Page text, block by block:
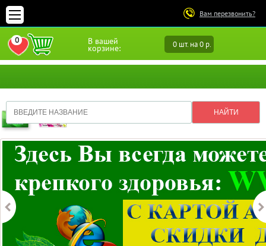
Вам перезвонить?
В вашей
корзине: 0 шт. на 0 р.
0
ПЕРЕЙТИ В ИЗБРАННОЕ